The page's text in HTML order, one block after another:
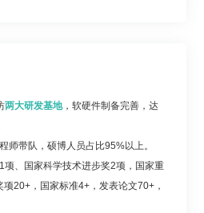
两大研发基地，软硬件制备完善，达
师带队，硕博人员占比95%以上。
、国家科学技术进步奖2项，国家重
20+，国家标准4+，发表论文70+，